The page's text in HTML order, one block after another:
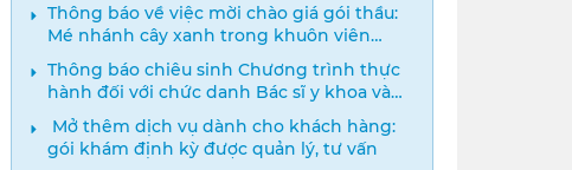
Thông báo về việc mời chào giá gói thầu:
Mé nhánh cây xanh trong khuôn viên
bệnh viện
Thông báo chiêu sinh Chương trình thực
hành đối với chức danh Bác sĩ y khoa và
Điều dưỡng năm 2024
️ Mở thêm dịch vụ dành cho khách hàng:
gói khám định kỳ được quản lý, tư vấn